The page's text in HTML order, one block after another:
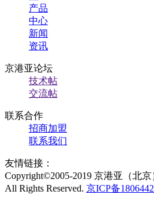
产品
中心
新闻
资讯
京港亚论坛
技术帖
交流帖
联系合作
招商加盟
联系我们
友情链接：
Copyright©2005-2019 京港亚（北
All Rights Reserved. 京ICP备